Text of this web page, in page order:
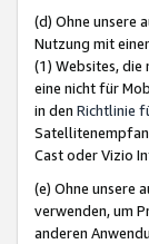
(d) Ohne unsere
Nutzung mit
(1) Websites,
eine nicht für
in den Richtlinie
Cast oder Vizio
(e) Ohne unsere
verwenden, um
anderen